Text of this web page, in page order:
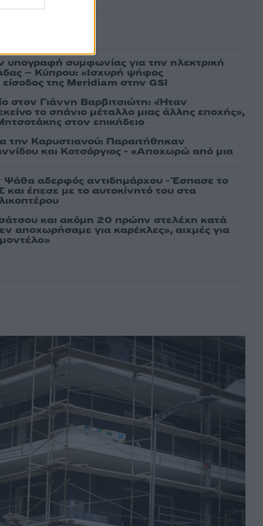
υπογραφή συμφωνίας για την ηλεκτρική
– Κύπρου: «Ισχυρή ψήφος
της Meridiam στην GSI
στον Γιάννη Βαρβιτσιώτη: «Ήταν
το σπάνιο μέταλλο μιας άλλης εποχής»,
στον επικήδειο
την Καρυστιανού: Παραιτήθηκαν
και Κοτσόργιος - «Αποχωρώ από μια
αδερφός αντιδημάρχου - Έσπασε το
έπεσε με το αυτοκίνητό του στα
και ακόμη 20 πρώην στελέχη κατά
αποχωρήσαμε για καρέκλες», αιχμές για